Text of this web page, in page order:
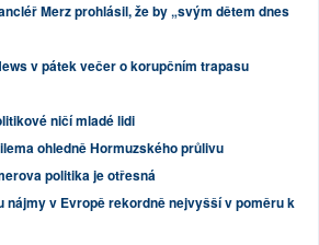
Merz prohlásil, že by „svým dětem dnes
v pátek večer o korupčním trapasu
ničí mladé lidi
ohledně Hormuzského průlivu
politika je otřesná
nájmy v Evropě rekordně nejvyšší v poměru k